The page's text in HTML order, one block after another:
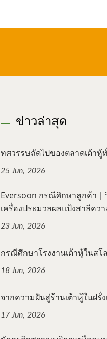
ข่าวล่าสุด
ทศวรรษถัดไปของตลาดเต้าหู้
25 Jun, 2026
Eversoon กรณีศึกษาลูกค้า｜
เครื่องประมวลผลแป้งสาลีควา
23 Jun, 2026
กรณีศึกษาโรงงานเต้าหู้ในสโ
18 Jun, 2026
จากความฝันสู่ร้านเต้าหู้ในฝรั่ง
17 Jun, 2026